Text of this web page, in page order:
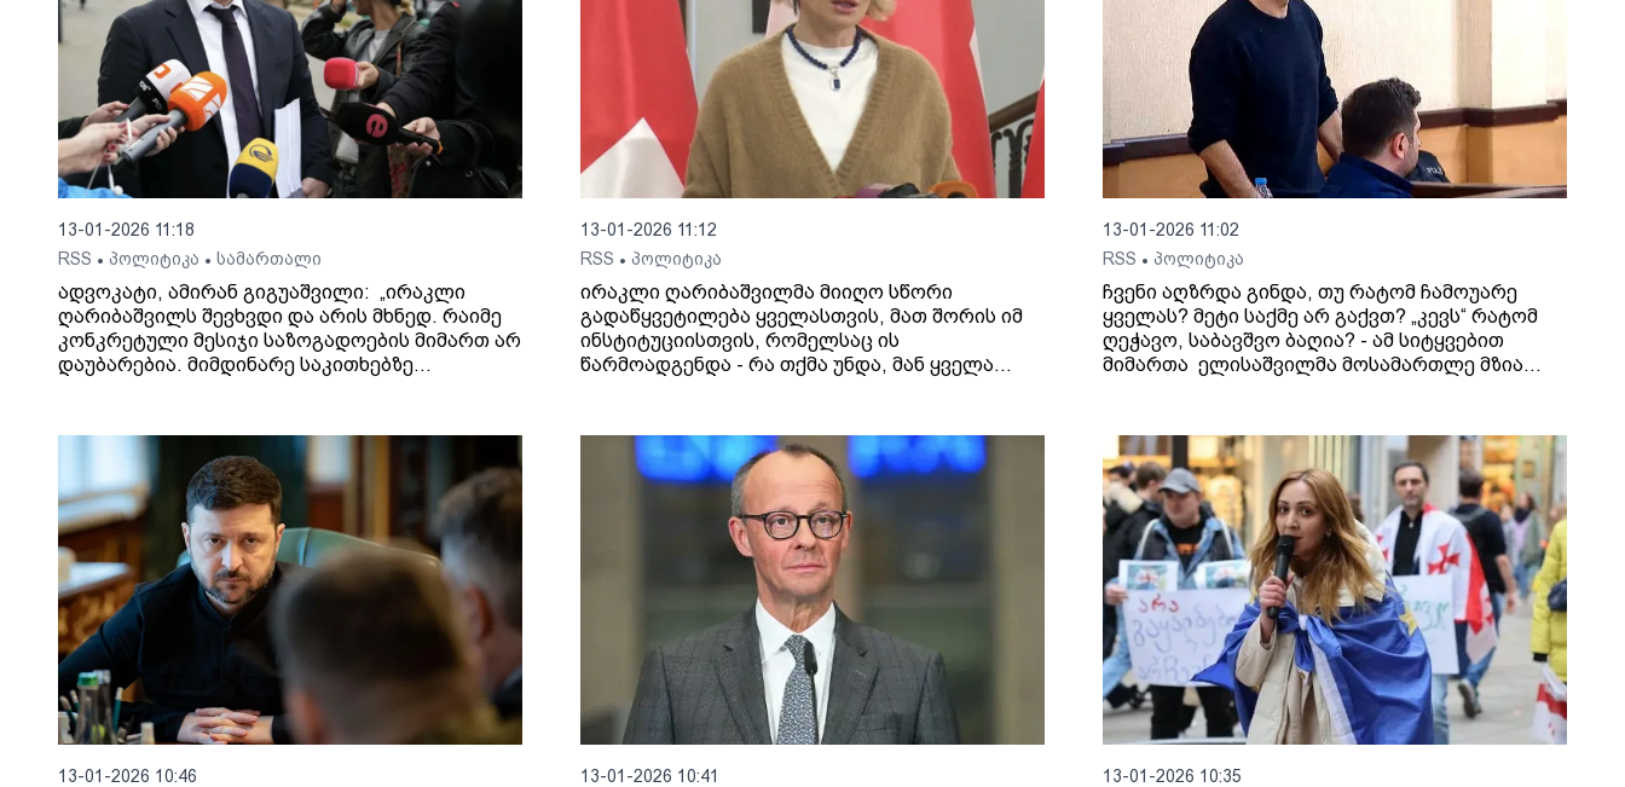
13-01-2026 11:18
RSS • პოლიტიკა • სამართალი
ადვოკატი, ამირან გიგუაშვილი: „ირაკლი
ღარიბაშვილს შევხვდი და არის მხნედ. რაიმე
კონკრეტული მესიჯი საზოგადოების მიმართ არ
დაუბარებია. მიმდინარე საკითხებზე
დაწესებულებაში შესახლებული პატიმრები
გადიან. მის მიმართ მოპყრობა არის
ნორმალური. ისეთი, როგორიც სხვა ნებისმიერ
მსჯავრდებულთან მიმართებით".
13-01-2026 11:12
RSS • პოლიტიკა
ირაკლი ღარიბაშვილმა მიიღო სწორი
გადაწყვეტილება ყველასთვის, მათ შორის იმ
ინსტიტუციისთვის, რომელსაც ის
წარმოადგენდა - რა თქმა უნდა, მან ყველა
სასურველი - დეტალები თავისთავად მეტ
სიბინძურეს ქმნის, - ამის შესახებ პარლამენტის
ვიცე-სპიკერმა, ნინო წილოსანმა
ჟურნალისტებთან განაცხადა
13-01-2026 11:02
RSS • პოლიტიკა
ჩვენი აღზრდა გინდა, თუ რატომ ჩამოუარე
ყველას? მეტი საქმე არ გაქვთ? „კევს“ რატომ
ღეჭავო, საბავშვო ბაღია? - ამ სიტყვებით
მიმართა ელისაშვილმა მოსამართლე მზია
სხდომათა დარბაზიდან გააძევებდა. „მართლა?
შემაშინეთ! საქმეს მიხედე რა!“ - მიმართა
მოსამართლეს ელისაშვილმა.
13-01-2026 10:46
13-01-2026 10:41
13-01-2026 10:35